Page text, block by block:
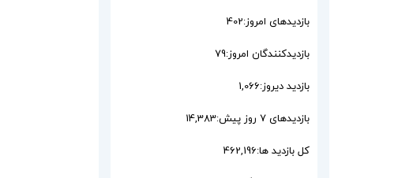
بازدیدهای امروز:402
بازدیدکنندگان امروز:79
بازدید دیروز:1,066
بازدیدهای ۷ روز پیش:
14,383
کل بازدید ها:462,196